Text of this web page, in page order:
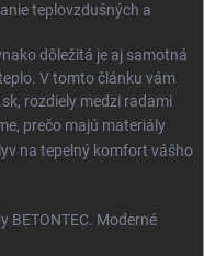
teplovzdušných a
dôležitá je aj samotná
V tomto článku vám
rozdiely medzi radami
prečo majú materiály
na tepelný komfort vášho
BETONTEC. Moderné